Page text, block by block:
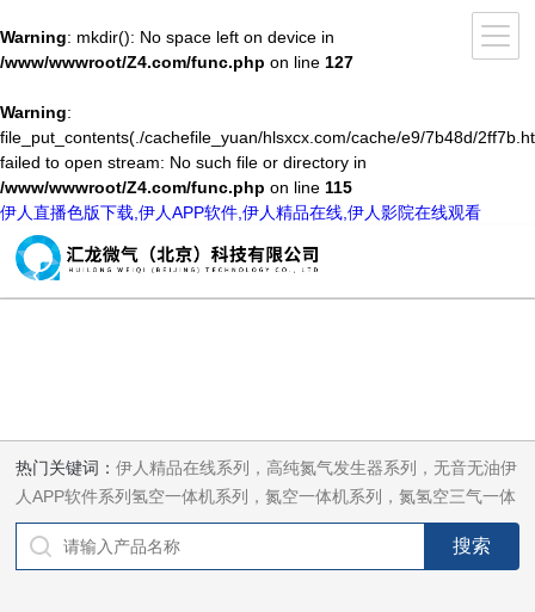
Warning: mkdir(): No space left on device in
/www/wwwroot/Z4.com/func.php on line 127
Warning:
file_put_contents(./cachefile_yuan/hlsxcx.com/cache/e9/7b48d/
failed to open stream: No such file or directory in
/www/wwwroot/Z4.com/func.php on line 115
伊人直播色版下载,伊人APP软件,伊人精品在线,伊人影院在线观看
热门关键词：伊人精品在线系列，高纯氮气发生器系列，无音无油伊
人APP软件系列氢空一体机系列，氮空一体机系列，氮氢空三气一体
机系列，气体净化器系列，代理日本DKK-TOA水质分析，水质检测
仪器，代理南韩SitekPH/离子计，DO计，电导计，多功能计，